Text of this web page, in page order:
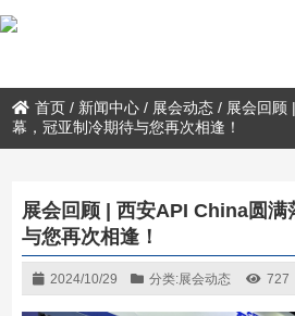
首页 / 新闻中心 / 展会动态 / 展会回顾
幕，冠亚制冷期待与您再次相逢！
展会回顾 | 西安API China圆满
与您再次相逢！
2024/10/29 分类:展会动态 727